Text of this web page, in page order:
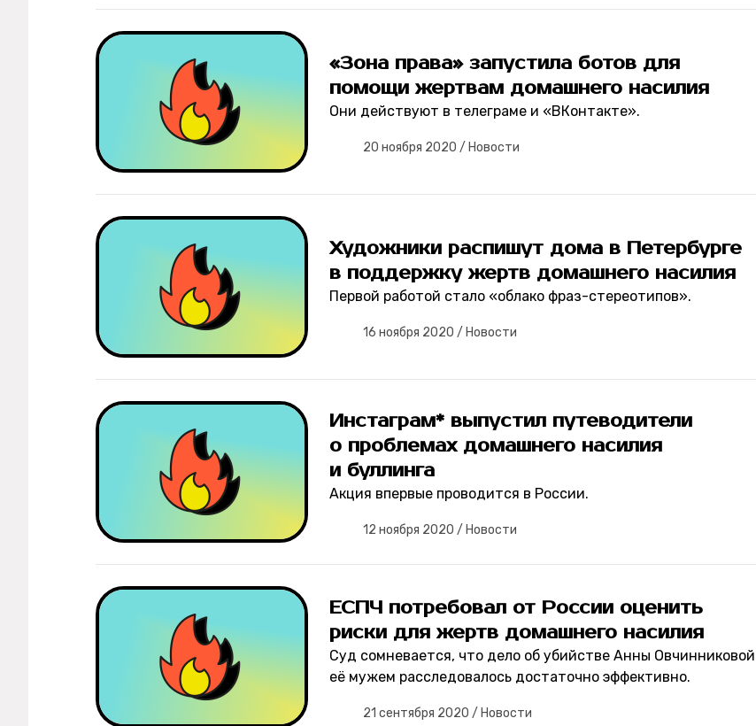
Тренды
Ваши истории
Соцсети
«Зона права» запустила ботов для
помощи жертвам домашнего насилия
Они действуют в телеграме и «ВКонтакте».
20 ноября 2020 / Новости
Художники распишут дома в Петербурге
в поддержку жертв домашнего насилия
Первой работой стало «облако фраз-стереотипов».
16 ноября 2020 / Новости
Инстаграм* выпустил путеводители
о проблемах домашнего насилия
и буллинга
Акция впервые проводится в России.
12 ноября 2020 / Новости
ЕСПЧ потребовал от России оценить
риски для жертв домашнего насилия
Суд сомневается, что дело об убийстве Анны Овчинниковой
её мужем расследовалось достаточно эффективно.
21 сентября 2020 / Новости